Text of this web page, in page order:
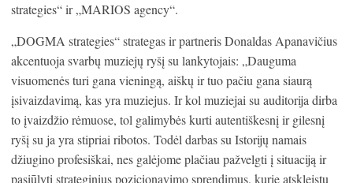
strategies“ ir „MARIOS agency“.
„DOGMA strategies“ strategas ir partneris Donaldas Apanavičius
akcentuoja svarbų muziejų ryšį su lankytojais: „Dauguma
visuomenės turi gana vieningą, aiškų ir tuo pačiu gana siaurą
įsivaizdavimą, kas yra muziejus. Ir kol muziejai su auditorija dirba
to įvaizdžio rėmuose, tol galimybės kurti autentiškesnį ir gilesnį
ryšį su ja yra stipriai ribotos. Todėl darbas su Istorijų namais
džiugino profesiškai, nes galėjome plačiau pažvelgti į situaciją ir
pasiūlyti strateginius pozicionavimo sprendimus, kurie atskleistų